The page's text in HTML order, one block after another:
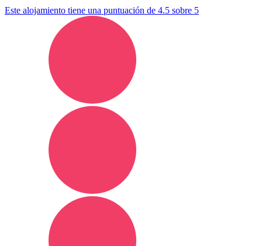
Este alojamiento tiene una puntuación de 4.5 sobre 5